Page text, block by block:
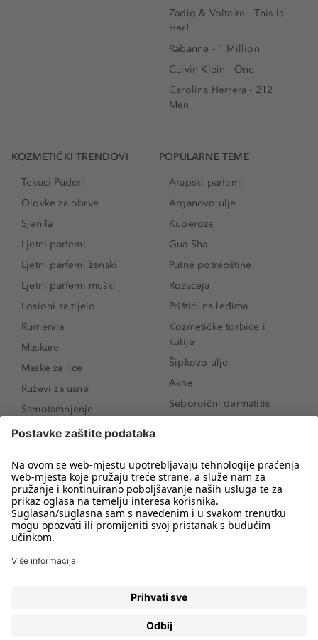
Zadig & Voltaire - This Is
Her!
Rabanne - 1 Million
Calvin Klein - One
Carolina Herrera - 212
Men
KOZMETIČKI TRENDOVI
Tekuci Puderi
Olovke za obrve
Sjenila
Ljetni parfemi
Ljetni parfemi ženski
Ljetni parfemi muški
Losioni za tijelo
Rumenila
Maskare
Maske za lice
Ruževi za usne
Samotamnjenje
Puderi
Proizvodi za obrve
Sunce i zaštita
Serumi za lice
Proizvodi za čišćenje lica
POPULARNE TEME
Arapski parfemi
Arganovo ulje
Kuperoza
Gua Sha
Putne potrepštine
Rozaceja
Prištići na leđima
Kozmetičke torbice i
kutije
Šipkovo ulje
Akne
Seboroični dermatitis
Novo
Koji mi parfem
odgovara?
Kako našminkati oči da
Kako ukloniti mitesere
Hijaluronska krema